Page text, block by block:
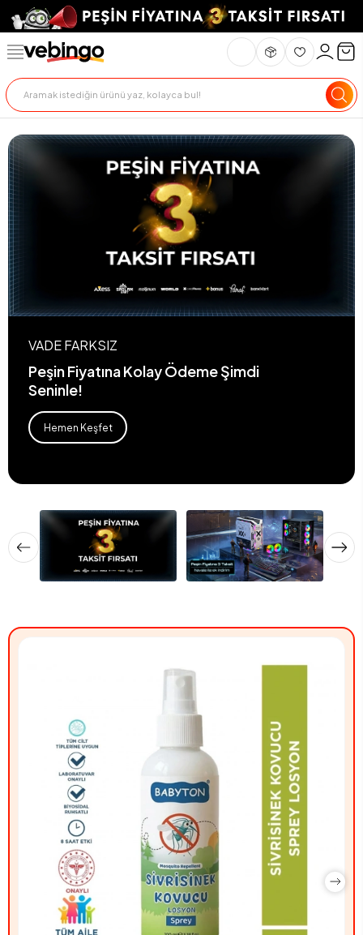
VADE FARKSIZ
Peşin Fiyatına Kolay Ödeme Şimdi
Seninle!
Hemen Keşfet